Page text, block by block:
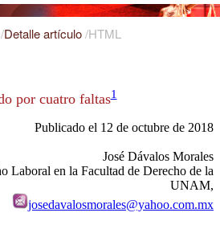
/Detalle artículo/HTML